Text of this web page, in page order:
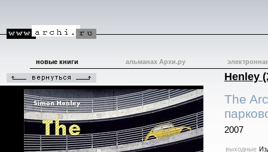
новые книги альманах Архи.ру
Henley
The
2007
выходные